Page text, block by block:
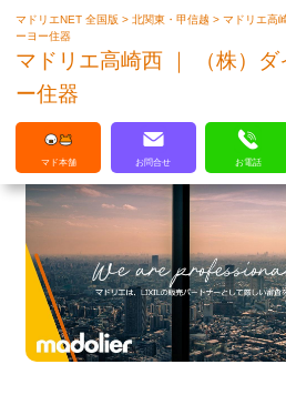
マドリエはLIXILの厳しい
マドリエNET 全国版>北関東・甲信越>マドリエ高
ーヨー住器
マドリエ高崎西 ｜ （株）ダ
ー住器
マド本舗 お問合せ お電話